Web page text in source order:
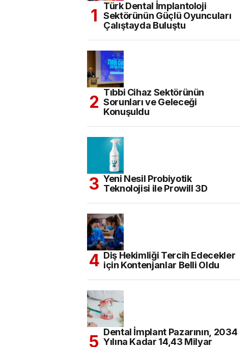
Türk Dental İmplantoloji
Sektörünün Güçlü Oyuncuları
Çalıştayda Buluştu
Tıbbi Cihaz Sektörünün
Sorunları ve Geleceği
Konuşuldu
Yeni Nesil Probiyotik
Teknolojisi ile Prowill 3D
Diş Hekimliği Tercih Edecekler
için Kontenjanlar Belli Oldu
Dental İmplant Pazarının, 2034
Yılına Kadar 14,43 Milyar